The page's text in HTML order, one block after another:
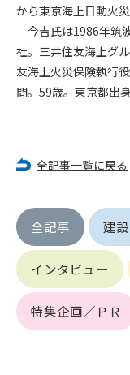
から東京海上日動火
今吉氏は1986年筑
社。三井住友海上グ
友海上火災保険執行
問。59歳。東京都出身
全記事一覧に戻る
全記事 建
インタビュー
特集企画／ＰＲ
第5条（IDおよびパ
1. 会員は申込の際
用および管理につ
2. 会員は、自己の
その他形態を問わ
第三者（他の会
を負うものとし、
第6条（会員の禁止
1. 会員は建設資料
す。
(1) 第三者または管
る行為
(2) 第三者または管
為